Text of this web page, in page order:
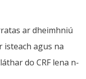
ar dheimhniú
agus na
do CRF lena n-